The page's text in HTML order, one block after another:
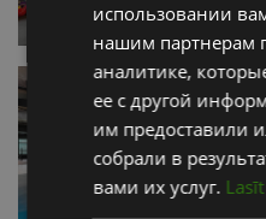
использовании
нашим партнерам
аналитике,
ее с другой
им предоставили
собрали в
вами их услуг.